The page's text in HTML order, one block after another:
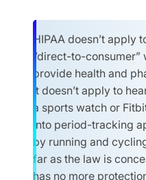
HIPAA doesn’t apply
“direct-to-
provide health and
It doesn’t apply to
a sports watch or
into period-tracking
by running and
far as the law is
has no more